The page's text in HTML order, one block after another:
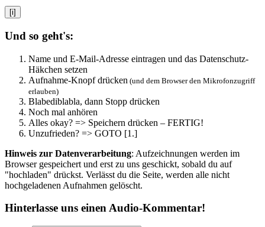
[i]
Und so geht's:
Name und E-Mail-Adresse eintragen und das Datenschutz-
Häkchen setzen
Aufnahme-Knopf drücken (und dem Browser den Mikrofonzugriff
erlauben)
Blabediblabla, dann Stopp drücken
Noch mal anhören
Alles okay? => Speichern drücken – FERTIG!
Unzufrieden? => GOTO [1.]
Hinweis zur Datenverarbeitung: Aufzeichnungen werden im
Browser gespeichert und erst zu uns geschickt, sobald du auf
"hochladen" drückst. Verlässt du die Seite, werden alle nicht
hochgeladenen Aufnahmen gelöscht.
Hinterlasse uns einen Audio-Kommentar!